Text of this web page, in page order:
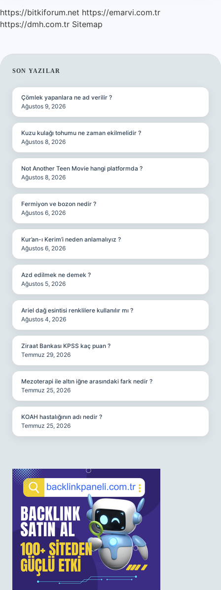
https://bitkiforum.net https://emarvi.com.tr
https://dmh.com.tr Sitemap
SIDEBAR
SON YAZILAR
Çömlek yapanlara ne ad verilir ?
Ağustos 9, 2026
Kuzu kulağı tohumu ne zaman ekilmelidir ?
Ağustos 8, 2026
Not Another Teen Movie hangi platformda ?
Ağustos 8, 2026
Fermiyon ve bozon nedir ?
Ağustos 6, 2026
Kur’an-ı Kerim’i neden anlamalıyız ?
Ağustos 6, 2026
Azd edilmek ne demek ?
Ağustos 5, 2026
Ariel dağ esintisi renklilere kullanılır mı ?
Ağustos 4, 2026
Ziraat Bankası KPSS kaç puan ?
Temmuz 29, 2026
Mezoterapi ile altın iğne arasındaki fark nedir ?
Temmuz 25, 2026
KOAH hastalığının adı nedir ?
Temmuz 25, 2026